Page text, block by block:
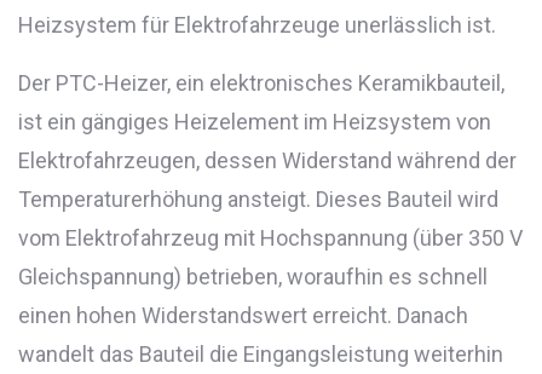
Heizsystem für Elektrofahrzeuge unerlässlich ist.
Der PTC-Heizer, ein elektronisches Keramikbauteil,
ist ein gängiges Heizelement im Heizsystem von
Elektrofahrzeugen, dessen Widerstand während der
Temperaturerhöhung ansteigt. Dieses Bauteil wird
vom Elektrofahrzeug mit Hochspannung (über 350 V
Gleichspannung) betrieben, woraufhin es schnell
einen hohen Widerstandswert erreicht. Danach
wandelt das Bauteil die Eingangsleistung weiterhin